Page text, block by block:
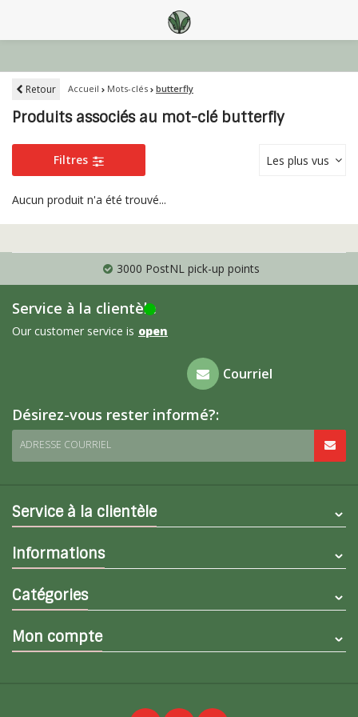
Retour Accueil Mots-clés butterfly
Produits associés au mot-clé butterfly
Filtres Les plus vus
Aucun produit n'a été trouvé...
3000 PostNL pick-up points
Service à la clientèle
Our customer service is open
Foire aux
questions
Courriel
Désirez-vous rester informé?:
ADRESSE COURRIEL
Service à la clientèle
Informations
Catégories
Mon compte